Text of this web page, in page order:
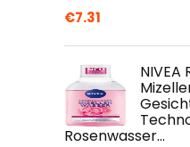
€7.31
NIVEA
Rosenwasser…